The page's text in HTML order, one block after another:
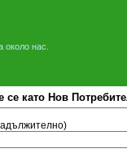
около нас.
се като Нов